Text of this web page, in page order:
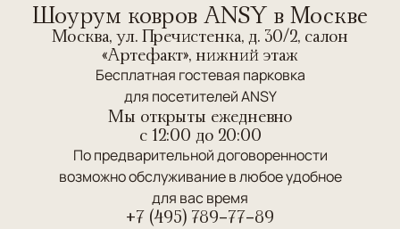
Шоурум ковров ANSY в Москве
Москва, ул. Пречистенка, д. 30/2, салон
«Артефакт», нижний этаж
Бесплатная гостевая парковка
для посетителей ANSY
Мы открыты ежедневно
c 12:00 до 20:00
По предварительной договоренности
возможно обслуживание в любое удобное
для вас время
+7 (495) 789-77-89